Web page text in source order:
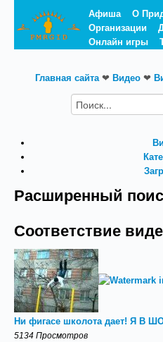
Афиша О
Организации
Онлайн игры
Главная сайта❤ Видео ❤
Расширенный
Соответствие
Ни фигасе школота дает! Я В
5134 Просмотров